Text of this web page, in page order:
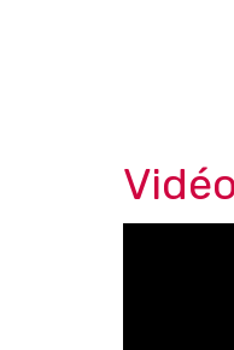
Vidéo